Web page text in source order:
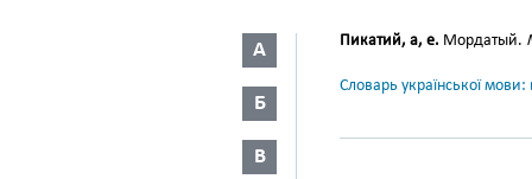
А
Б
В
Пикатий, а, е. Мордатый.
Словарь української